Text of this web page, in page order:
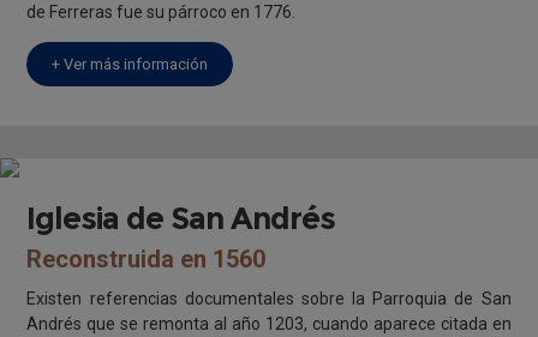
de Ferreras fue su párroco en 1776.
+ Ver más información
Iglesia de San Andrés
Reconstruida en 1560
Existen referencias documentales sobre la Parroquia de San
Andrés que se remonta al año 1203, cuando aparece citada en